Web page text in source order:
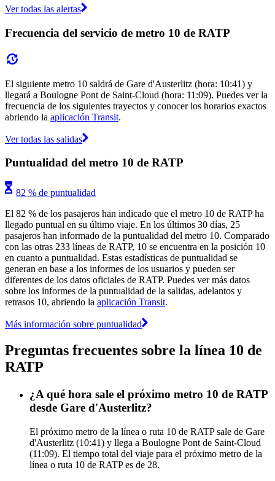
Ver todas las alertas
Frecuencia del servicio de metro 10 de RATP
El siguiente metro 10 saldrá de Gare d'Austerlitz (hora: 10:41) y
llegará a Boulogne Pont de Saint-Cloud (hora: 11:09). Puedes ver la
frecuencia de los siguientes trayectos y conocer los horarios exactos
abriendo la aplicación Transit.
Ver todas las salidas
Puntualidad del metro 10 de RATP
82 % de puntualidad
El 82 % de los pasajeros han indicado que el metro 10 de RATP ha
llegado puntual en su último viaje. En los últimos 30 días, 25
pasajeros han informado de la puntualidad del metro 10. Comparado
con las otras 233 líneas de RATP, 10 se encuentra en la posición 10
en cuanto a puntualidad. Estas estadísticas de puntualidad se
generan en base a los informes de los usuarios y pueden ser
diferentes de los datos oficiales de RATP. Puedes ver más datos
sobre los informes de la puntualidad de la salidas, adelantos y
retrasos 10, abriendo la aplicación Transit.
Más información sobre puntualidad
Preguntas frecuentes sobre la línea 10 de
RATP
¿A qué hora sale el próximo metro 10 de RATP
desde Gare d'Austerlitz?
El próximo metro de la línea o ruta 10 de RATP sale de Gare
d'Austerlitz (10:41) y llega a Boulogne Pont de Saint-Cloud
(11:09). El tiempo total del viaje para el próximo metro de la
línea o ruta 10 de RATP es de 28.